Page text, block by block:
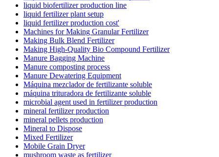
liquid biofertilizer production line
liquid fertilizer plant setup
liquid fertilizer production cost'
Machines for Making Granular Fertilizer
Making Bulk Blend Fertilizer
Making High-Quality Bio Compound Fertilizer
Manure Bagging Machine
Manure composting process
Manure Dewatering Equipment
Máquina mezclador de fertilizante soluble
máquina trituradora de fertilizante soluble
microbial agent used in fertilizer production
mineral fertilizer production
mineral pellets production
Mineral to Dispose
Mixed Fertilizer
Mobile Grain Dryer
mushroom waste as fertilizer